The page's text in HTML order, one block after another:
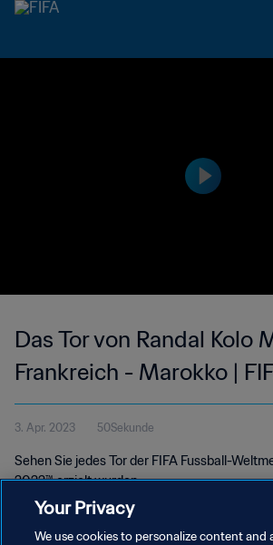
Das Tor von Randal Kolo
Frankreich - Marokko |
Fussball-
2022™
3. Apr. 2023 50Sekunde
Sehen Sie jedes Tor der FIFA Fussball-
2022™ erzielt wurden.
Your Privacy
We use cookies to personalize content and